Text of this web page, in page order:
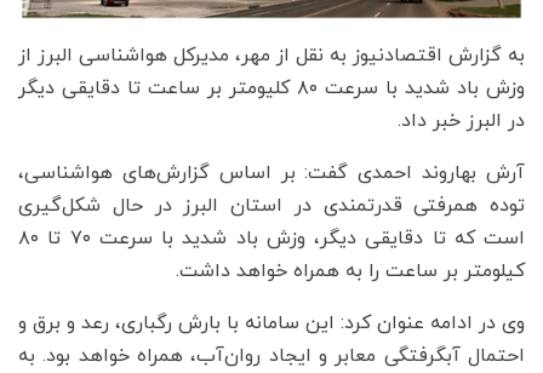
به گزارش اقتصادنیوز به نقل از مهر، مدیرکل هواشناسی البرز از
وزش باد شدید با سرعت ۸۰ کلیومتر بر ساعت تا دقایقی دیگر
در البرز خبر داد.
آرش بهاروند احمدی گفت: بر اساس گزارش‌های هواشناسی،
توده همرفتی قدرتمندی در استان البرز در حال شکل‌گیری
است که تا دقایقی دیگر، وزش باد شدید با سرعت ۷۰ تا ۸۰
کیلومتر بر ساعت را به همراه خواهد داشت.
وی در ادامه عنوان کرد: این سامانه با بارش رگباری، رعد و برق و
احتمال آبگرفتگی معابر و ایجاد روان‌آب، همراه خواهد بود. به